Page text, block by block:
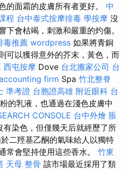
的面霜的皮膚所有者更好。 中
程 台中泰式按摩排毒 學按摩 沒
下會枯竭，刺激和嚴重的灼傷。
毒推薦 wordpress 如果將青銅
可以獲得意外的芥末，黃色，而
西屯按摩 Dove 台北搬家公司 台
firm Spa 竹北整脊
準考證 台胞證高雄 附近眼科 台
的乳液，也通過在淺色皮膚中
CONSOLE 台中外燴 脹
有染色，但僅幾天后就經歷了所
二羥基乙酮的氣味給人以獨特
常會堅持使用這些香水。 竹東
天母 整骨 該市場最近採用了類